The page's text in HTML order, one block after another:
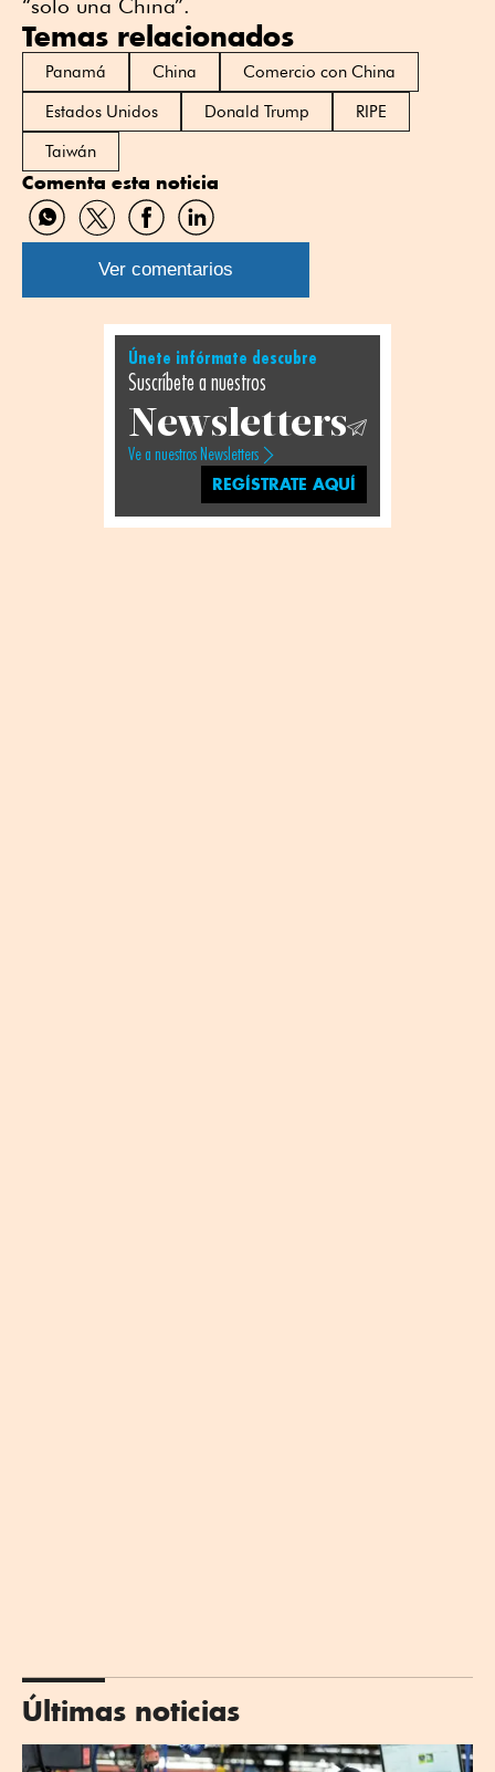
“solo una China”.
Temas relacionados
Panamá China
Comercio con China
Estados Unidos
Donald Trump
RIPE
Taiwán
Comenta esta noticia
Compartir
por
WhatsApp
Compartir
por
Twitter
Compartir
por
Facebook
Compartir
por
Linkedin
Ver comentarios
Únete infórmate descubre
Suscríbete a nuestros
Newsletters
Ve a nuestros Newsletters
REGÍSTRATE AQUÍ
Últimas noticias